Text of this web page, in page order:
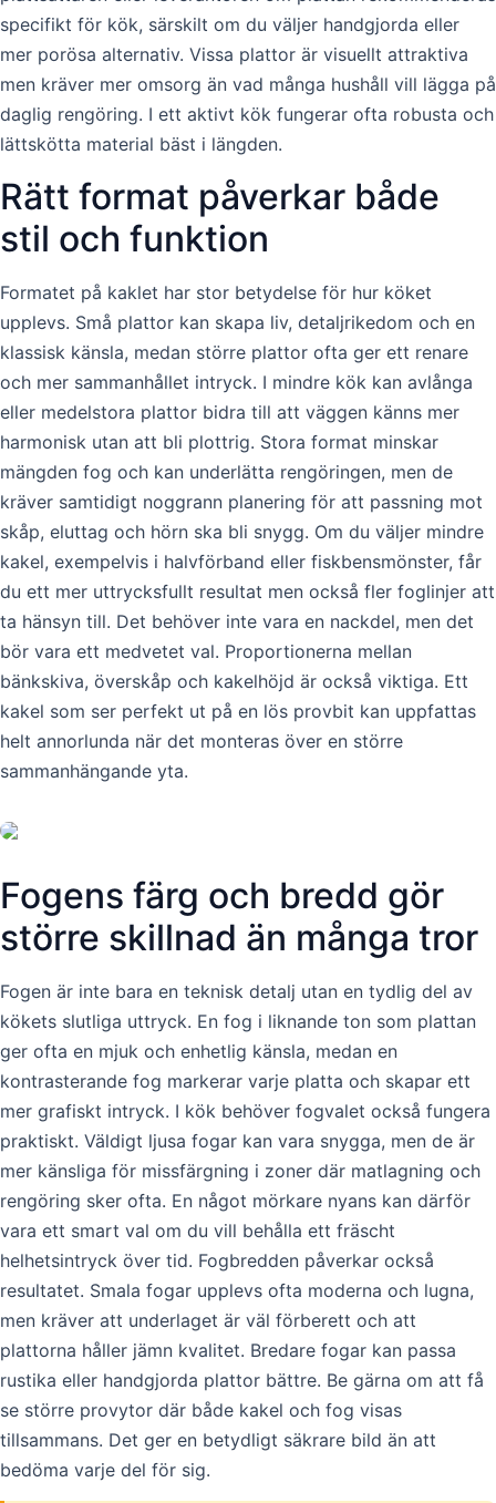
specifikt för kök, särskilt om du väljer handgjorda eller
mer porösa alternativ. Vissa plattor är visuellt attraktiva
men kräver mer omsorg än vad många hushåll vill lägga på
daglig rengöring. I ett aktivt kök fungerar ofta robusta och
lättskötta material bäst i längden.
Rätt format påverkar både
stil och funktion
Formatet på kaklet har stor betydelse för hur köket
upplevs. Små plattor kan skapa liv, detaljrikedom och en
klassisk känsla, medan större plattor ofta ger ett renare
och mer sammanhållet intryck. I mindre kök kan avlånga
eller medelstora plattor bidra till att väggen känns mer
harmonisk utan att bli plottrig. Stora format minskar
mängden fog och kan underlätta rengöringen, men de
kräver samtidigt noggrann planering för att passning mot
skåp, eluttag och hörn ska bli snygg. Om du väljer mindre
kakel, exempelvis i halvförband eller fiskbensmönster, får
du ett mer uttrycksfullt resultat men också fler foglinjer att
ta hänsyn till. Det behöver inte vara en nackdel, men det
bör vara ett medvetet val. Proportionerna mellan
bänkskiva, överskåp och kakelhöjd är också viktiga. Ett
kakel som ser perfekt ut på en lös provbit kan uppfattas
helt annorlunda när det monteras över en större
sammanhängande yta.
Fogens färg och bredd gör
större skillnad än många tror
Fogen är inte bara en teknisk detalj utan en tydlig del av
kökets slutliga uttryck. En fog i liknande ton som plattan
ger ofta en mjuk och enhetlig känsla, medan en
kontrasterande fog markerar varje platta och skapar ett
mer grafiskt intryck. I kök behöver fogvalet också fungera
praktiskt. Väldigt ljusa fogar kan vara snygga, men de är
mer känsliga för missfärgning i zoner där matlagning och
rengöring sker ofta. En något mörkare nyans kan därför
vara ett smart val om du vill behålla ett fräscht
helhetsintryck över tid. Fogbredden påverkar också
resultatet. Smala fogar upplevs ofta moderna och lugna,
men kräver att underlaget är väl förberett och att
plattorna håller jämn kvalitet. Bredare fogar kan passa
rustika eller handgjorda plattor bättre. Be gärna om att få
se större provytor där både kakel och fog visas
tillsammans. Det ger en betydligt säkrare bild än att
bedöma varje del för sig.